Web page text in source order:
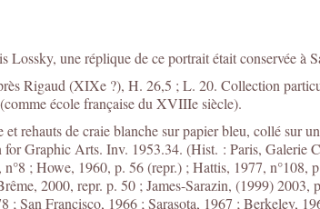
Lossky, une réplique de ce portrait était conservée à
Rigaud (XIXe ?), H. 26,5 ; L. 20. Collection
école française du XVIIIe siècle).
et rehauts de craie blanche sur papier bleu, collé
for Graphic Arts. Inv. 1953.34. (Hist. : Paris,
; Howe, 1960, p. 56 (repr.) ; Hattis, 1977, n°108,
2000, repr. p. 50 ; James-Sarazin, (1999)
; San Francisco, 1966 ; Sarasota, 1967 ; Berkeley,